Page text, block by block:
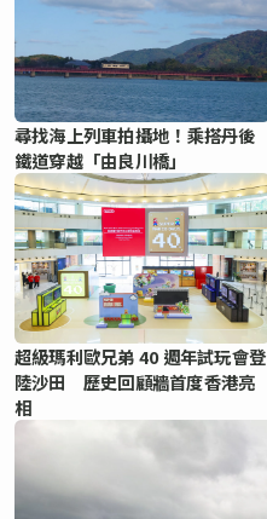
尋找海上列車拍攝地！乘搭丹後
鐵道穿越「由良川橋」
超級瑪利歐兄弟 40 週年試玩會登
陸沙田 歷史回顧牆首度香港亮
相